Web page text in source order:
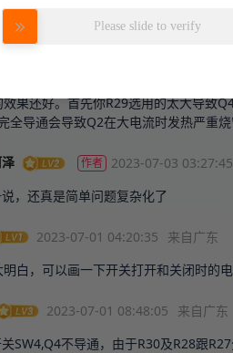
以把三极管那边的电路全部去掉     开
单的事情复杂化了，只需要把Q2的G
果还好。首先你R29选用的太大导致
全导通会导致Q2在大电流时发热严重烧
作者 2023-07-03 03:27:45
，还真是简单问题复杂化了
2023-07-01 04:20:35 来自广东
白，可以画一下开关打开和关闭时的
2023-07-01 08:48:05 来自广东
SW4,Q4不导通，由于R30及R28跟
Please slide to verify